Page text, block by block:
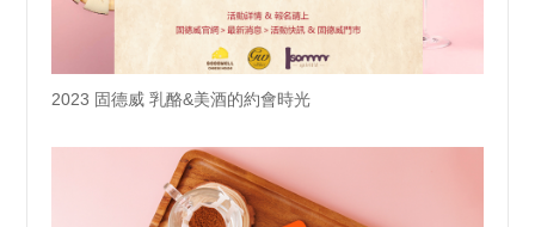
2023 固德威 乳酪&美酒的約會時光